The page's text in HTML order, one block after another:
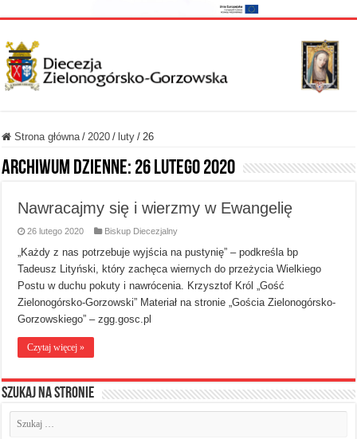
Strona główna / 2020 / luty / 26
Archiwum dzienne: 26 lutego 2020
Nawracajmy się i wierzmy w Ewangelię
26 lutego 2020 Biskup Diecezjalny
„Każdy z nas potrzebuje wyjścia na pustynię” – podkreśla bp
Tadeusz Lityński, który zachęca wiernych do przeżycia Wielkiego
Postu w duchu pokuty i nawrócenia. Krzysztof Król „Gość
Zielonogórsko-Gorzowski” Materiał na stronie „Gościa Zielonogórsko-
Gorzowskiego” – zgg.gosc.pl
Czytaj więcej »
Szukaj na stronie